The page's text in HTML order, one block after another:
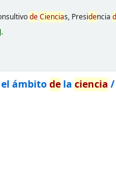
deCiencias, Presidencia
.
ámbitodela ciencia /